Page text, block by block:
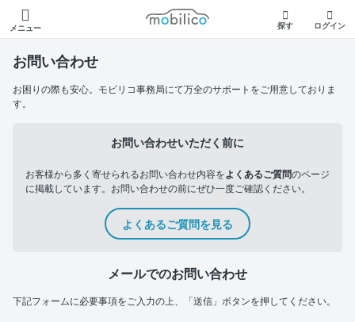
メニュー
モビリコ
探す ログイン
お問い合わせ
お困りの際も安心。モビリコ事務局にて万全のサポートをご用意しておりま
す。
お問い合わせいただく前に
お客様から多く寄せられるお問い合わせ内容をよくあるご質問のページ
に掲載しています。お問い合わせの前にぜひ一度ご確認ください。
よくあるご質問を見る
メールでのお問い合わせ
下記フォームに必要事項をご入力の上、「送信」ボタンを押してください。